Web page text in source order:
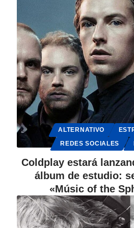
ALTERNATIVO
REDES SOCIALES
Coldplay estará
álbum de estudio:
«Músic of the